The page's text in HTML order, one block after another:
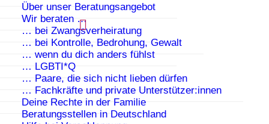
Über unser Beratungsangebot
Wir beraten …
… bei Zwangsverheiratung
… bei Kontrolle, Bedrohung, Gewalt
… wenn du dich anders fühlst
… LGBTI*Q
… Paare, die sich nicht lieben dürfen
… Fachkräfte und private Unterstützer:innen
Deine Rechte in der Familie
Beratungsstellen in Deutschland
Wie geht es weiter, wenn ich
bei PAPATYA bin?